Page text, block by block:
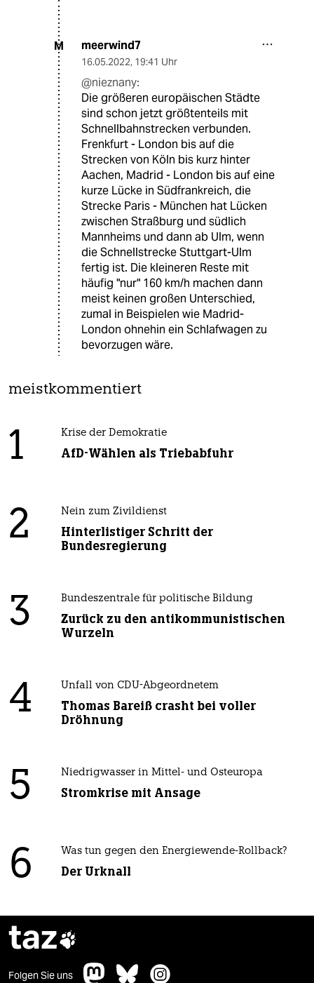
M meerwind7
16.05.2022, 19:41 Uhr
@nieznany:
Die größeren europäischen Städte
sind schon jetzt größtenteils mit
Schnellbahnstrecken verbunden.
Frenkfurt - London bis auf die
Strecken von Köln bis kurz hinter
Aachen, Madrid - London bis auf eine
kurze Lücke in Südfrankreich, die
Strecke Paris - München hat Lücken
zwischen Straßburg und südlich
Mannheims und dann ab Ulm, wenn
die Schnellstrecke Stuttgart-Ulm
fertig ist. Die kleineren Reste mit
häufig "nur" 160 km/h machen dann
meist keinen großen Unterschied,
zumal in Beispielen wie Madrid-
London ohnehin ein Schlafwagen zu
bevorzugen wäre.
meistkommentiert
1 Krise der Demokratie
AfD-Wählen als Triebabfuhr
2 Nein zum Zivildienst
Hinterlistiger Schritt der
Bundesregierung
3 Bundeszentrale für politische Bildung
Zurück zu den antikommunistischen
Wurzeln
4 Unfall von CDU-Abgeordnetem
Thomas Bareiß crasht bei voller
Dröhnung
5 Niedrigwasser in Mittel- und Osteuropa
Stromkrise mit Ansage
6 Was tun gegen den Energiewende-Rollback?
Der Urknall
taz
Folgen Sie uns